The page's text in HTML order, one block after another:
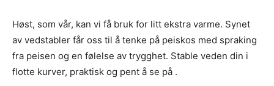
Høst, som vår, kan vi få bruk for litt ekstra varme. Synet
av vedstabler får oss til å tenke på peiskos med spraking
fra peisen og en følelse av trygghet. Stable veden din i
flotte kurver, praktisk og pent å se på .